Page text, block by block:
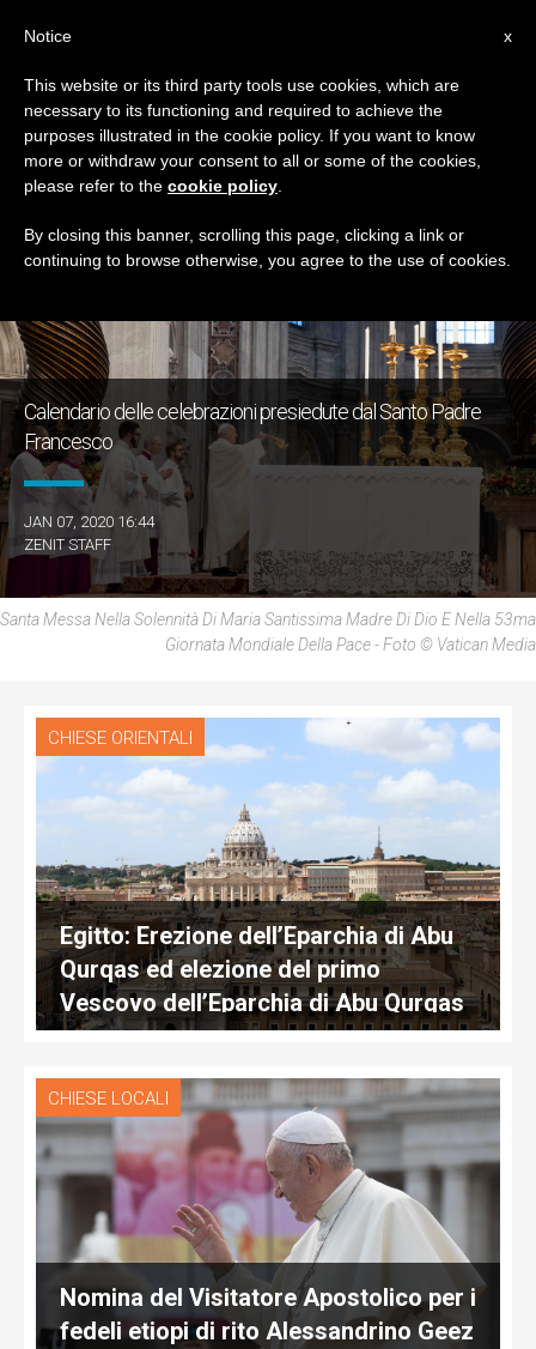
GIORNO
Gennaio 7th, 2020
ULTIME NOTIZIE
Calendario delle celebrazioni presiedute dal Santo Padre
Francesco
JAN 07, 2020 16:44
ZENIT STAFF
Santa Messa Nella Solennità Di Maria Santissima Madre Di Dio E Nella 53ma
Giornata Mondiale Della Pace - Foto © Vatican Media
CHIESE ORIENTALI
Egitto: Erezione dell’Eparchia di Abu
Qurqas ed elezione del primo
Vescovo dell’Eparchia di Abu Qurqas
CHIESE LOCALI
Nomina del Visitatore Apostolico per i
fedeli etiopi di rito Alessandrino Geez
x
Notice
This website or its third party tools use cookies, which are
necessary to its functioning and required to achieve the
purposes illustrated in the cookie policy. If you want to know
more or withdraw your consent to all or some of the cookies,
please refer to the cookie policy
By closing this banner, scrolling this page, clicking a link or
continuing to browse otherwise, you agree to the use of cookies.